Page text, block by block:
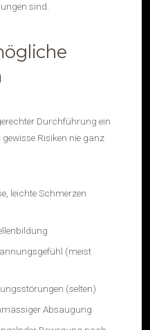
sind.
Durchführung ein
gewisse Risiken nie ganz
leichte Schmerzen
(meist
(selten)
Absaugung